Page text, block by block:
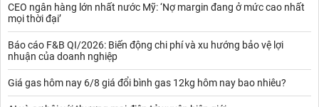
CEO ngân hàng lớn nhất nước Mỹ: ‘Nợ margin đang ở mức cao nhất
mọi thời đại’
Báo cáo F&B QI/2026: Biến động chi phí và xu hướng bảo vệ lợi
nhuận của doanh nghiệp
Giá gas hôm nay 6/8 giá đổi bình gas 12kg hôm nay bao nhiêu?